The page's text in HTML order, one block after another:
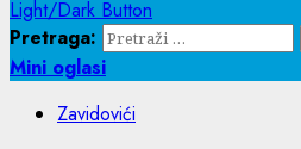
Light/Dark Button
Pretraga:
Mini oglasi
Zavidovići